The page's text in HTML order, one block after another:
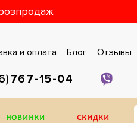
и оплата Блог Отзывы
767-15-04
НОВИНКИ СКИДКИ